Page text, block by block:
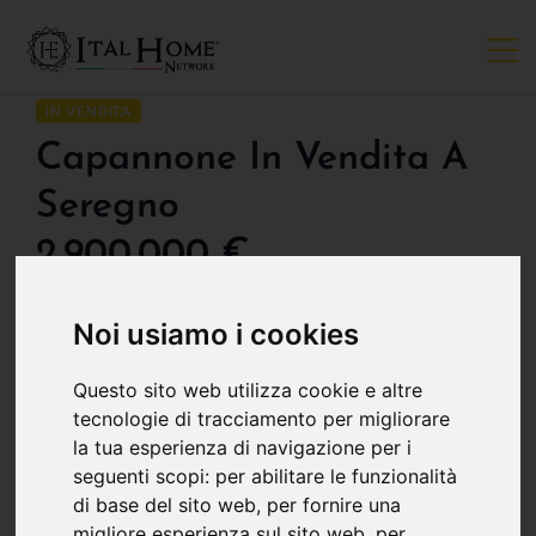
Noi usiamo i cookies
Questo sito web utilizza cookie e altre
tecnologie di tracciamento per migliorare
la tua esperienza di navigazione per i
seguenti scopi: per abilitare le funzionalità
di base del sito web, per fornire una
IN VENDITA
Capannone In Vendita A
Seregno
2.900.000 €
PUNTI CHIAVE:
2000 m2
POSIZIONE:
, Seregno
Descrizione